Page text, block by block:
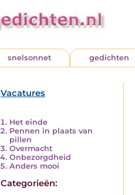
snelsonnet gedichten
Vacatures
Het einde
Pennen in plaats van
pillen
Overmacht
Onbezorgdheid
Anders mooi
Categorieën: